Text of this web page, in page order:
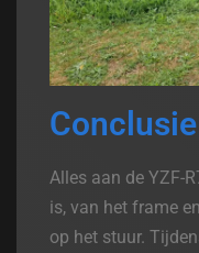
Conclusie
Alles aan de YZF-
is, van het frame
op het stuur.